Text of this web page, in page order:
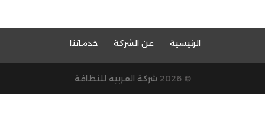
الرئيسية عن الشركة خدماتنا
© 2026 شركة العربية للنظافة